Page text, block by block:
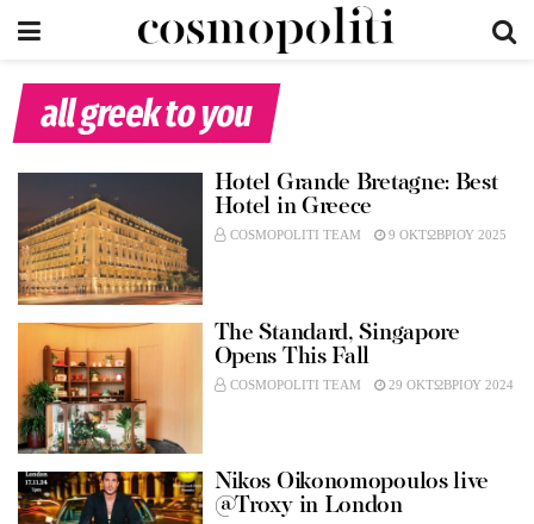
all greek to you
Hotel Grande Bretagne: Best
Hotel in Greece
COSMOPOLITI TEAM 9 ΟΚΤΩΒΡΙΟΥ 2025
The Standard, Singapore
Opens This Fall
COSMOPOLITI TEAM 29 ΟΚΤΩΒΡΙΟΥ 2024
Nikos Oikonomopoulos live
@Troxy in London